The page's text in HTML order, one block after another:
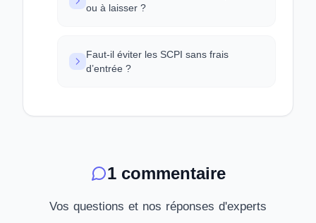
ou à laisser ?
Faut-il éviter les SCPI sans frais
d’entrée ?
1 commentaire
Vos questions et nos réponses d'experts